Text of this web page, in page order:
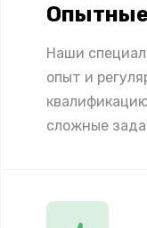
Наши
опыт и
сложные